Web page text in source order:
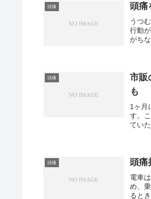
頭痛 頭痛
うつ
行動
がち
頭痛
市販
も
1ヶ月
す。
てい
頭痛 頭痛
電車
め、
ると